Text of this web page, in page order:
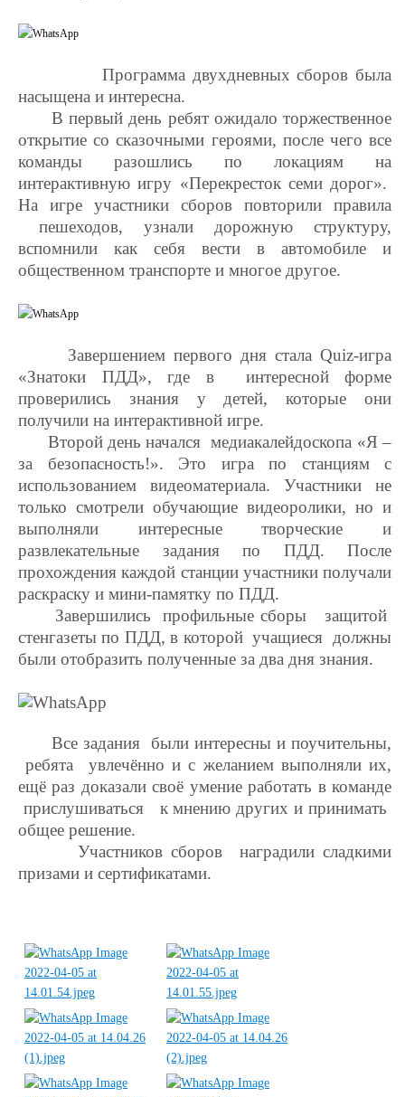
Программа двухдневных сборов была
насыщена и интересна.
В первый день ребят ожидало торжественное
открытие со сказочными героями, после чего все
команды разошлись по локациям на
интерактивную игру «Перекресток семи дорог».
На игре участники сборов повторили правила
пешеходов, узнали дорожную структуру,
вспомнили как себя вести в автомобиле и
общественном транспорте и многое другое.
Завершением первого дня стала Quiz-игра
«Знатоки ПДД», где в интересной форме
проверились знания у детей, которые они
получили на интерактивной игре.
Второй день начался медиакалейдоскопа «Я –
за безопасность!». Это игра по станциям с
использованием видеоматериала. Участники не
только смотрели обучающие видеоролики, но и
выполняли интересные творческие и
развлекательные задания по ПДД. После
прохождения каждой станции участники получали
раскраску и мини-памятку по ПДД.
Завершились профильные сборы защитой
стенгазеты по ПДД, в которой учащиеся должны
были отобразить полученные за два дня знания.
Все задания были интересны и поучительны,
ребята увлечённо и с желанием выполняли их,
ещё раз доказали своё умение работать в команде
прислушиваться к мнению других и принимать
общее решение.
Участников сборов наградили сладкими
призами и сертификатами.